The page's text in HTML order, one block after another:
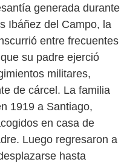
generada durante
Ibáñez del Campo, la
entre frecuentes
su padre ejerció
militares,
de cárcel. La familia
1919 a Santiago,
en casa de
Luego regresaron a
hasta